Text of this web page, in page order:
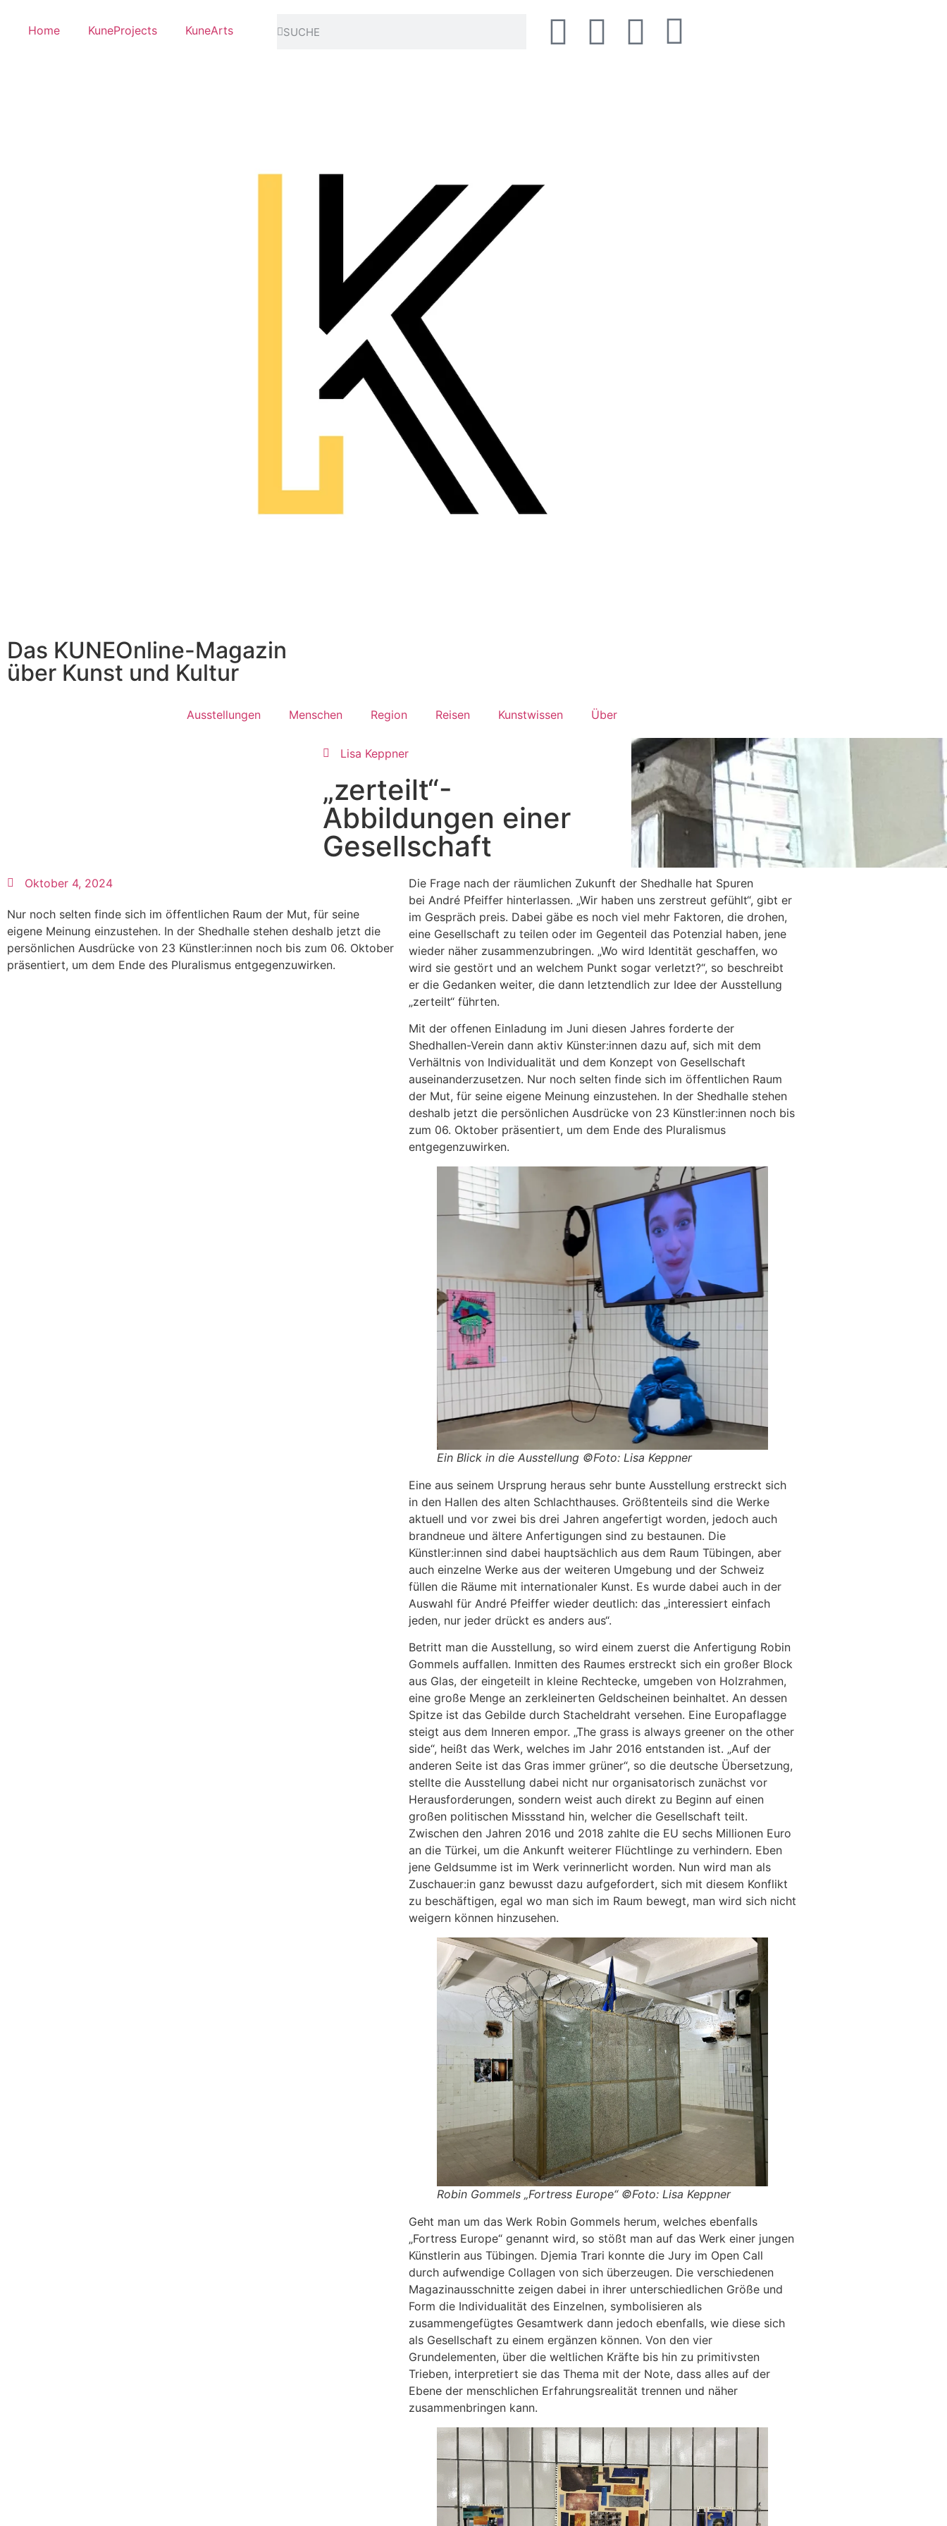
Home KuneProjects KuneArts
Das KUNEOnline-Magazin
über Kunst und Kultur
Ausstellungen Menschen Region Reisen Kunstwissen Über
Lisa Keppner
„zerteilt“-
Abbildungen einer
Gesellschaft
Oktober 4, 2024
Nur noch selten finde sich im öffentlichen Raum der Mut, für seine
eigene Meinung einzustehen. In der Shedhalle stehen deshalb jetzt die
persönlichen Ausdrücke von 23 Künstler:innen noch bis zum 06. Oktober
präsentiert, um dem Ende des Pluralismus entgegenzuwirken.
Die Frage nach der räumlichen Zukunft der Shedhalle hat Spuren
bei André Pfeiffer hinterlassen. „Wir haben uns zerstreut gefühlt“, gibt er
im Gespräch preis. Dabei gäbe es noch viel mehr Faktoren, die drohen,
eine Gesellschaft zu teilen oder im Gegenteil das Potenzial haben, jene
wieder näher zusammenzubringen. „Wo wird Identität geschaffen, wo
wird sie gestört und an welchem Punkt sogar verletzt?“, so beschreibt
er die Gedanken weiter, die dann letztendlich zur Idee der Ausstellung
„zerteilt“ führten.
Mit der offenen Einladung im Juni diesen Jahres forderte der
Shedhallen-Verein dann aktiv Künster:innen dazu auf, sich mit dem
Verhältnis von Individualität und dem Konzept von Gesellschaft
auseinanderzusetzen. Nur noch selten finde sich im öffentlichen Raum
der Mut, für seine eigene Meinung einzustehen. In der Shedhalle stehen
deshalb jetzt die persönlichen Ausdrücke von 23 Künstler:innen noch bis
zum 06. Oktober präsentiert, um dem Ende des Pluralismus
entgegenzuwirken.
Ein Blick in die Ausstellung ©Foto: Lisa Keppner
Eine aus seinem Ursprung heraus sehr bunte Ausstellung erstreckt sich
in den Hallen des alten Schlachthauses. Größtenteils sind die Werke
aktuell und vor zwei bis drei Jahren angefertigt worden, jedoch auch
brandneue und ältere Anfertigungen sind zu bestaunen. Die
Künstler:innen sind dabei hauptsächlich aus dem Raum Tübingen, aber
auch einzelne Werke aus der weiteren Umgebung und der Schweiz
füllen die Räume mit internationaler Kunst. Es wurde dabei auch in der
Auswahl für André Pfeiffer wieder deutlich: das „interessiert einfach
jeden, nur jeder drückt es anders aus“.
Betritt man die Ausstellung, so wird einem zuerst die Anfertigung Robin
Gommels auffallen. Inmitten des Raumes erstreckt sich ein großer Block
aus Glas, der eingeteilt in kleine Rechtecke, umgeben von Holzrahmen,
eine große Menge an zerkleinerten Geldscheinen beinhaltet. An dessen
Spitze ist das Gebilde durch Stacheldraht versehen. Eine Europaflagge
steigt aus dem Inneren empor. „The grass is always greener on the other
side“, heißt das Werk, welches im Jahr 2016 entstanden ist. „Auf der
anderen Seite ist das Gras immer grüner“, so die deutsche Übersetzung,
stellte die Ausstellung dabei nicht nur organisatorisch zunächst vor
Herausforderungen, sondern weist auch direkt zu Beginn auf einen
großen politischen Missstand hin, welcher die Gesellschaft teilt.
Zwischen den Jahren 2016 und 2018 zahlte die EU sechs Millionen Euro
an die Türkei, um die Ankunft weiterer Flüchtlinge zu verhindern. Eben
jene Geldsumme ist im Werk verinnerlicht worden. Nun wird man als
Zuschauer:in ganz bewusst dazu aufgefordert, sich mit diesem Konflikt
zu beschäftigen, egal wo man sich im Raum bewegt, man wird sich nicht
weigern können hinzusehen.
Robin Gommels „Fortress Europe“ ©Foto: Lisa Keppner
Geht man um das Werk Robin Gommels herum, welches ebenfalls
„Fortress Europe“ genannt wird, so stößt man auf das Werk einer jungen
Künstlerin aus Tübingen. Djemia Trari konnte die Jury im Open Call
durch aufwendige Collagen von sich überzeugen. Die verschiedenen
Magazinausschnitte zeigen dabei in ihrer unterschiedlichen Größe und
Form die Individualität des Einzelnen, symbolisieren als
zusammengefügtes Gesamtwerk dann jedoch ebenfalls, wie diese sich
als Gesellschaft zu einem ergänzen können. Von den vier
Grundelementen, über die weltlichen Kräfte bis hin zu primitivsten
Trieben, interpretiert sie das Thema mit der Note, dass alles auf der
Ebene der menschlichen Erfahrungsrealität trennen und näher
zusammenbringen kann.